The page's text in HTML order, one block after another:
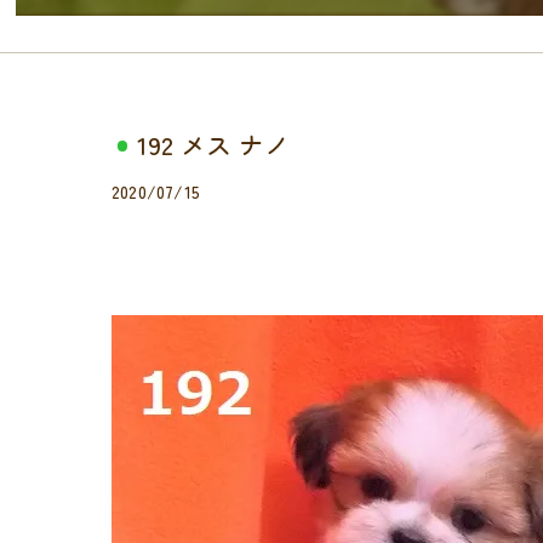
192 メス ナノ
2020/07/15